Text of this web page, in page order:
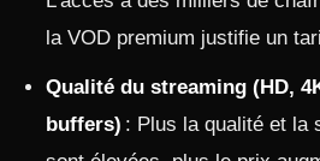
la VOD premium justifie un
Qualité du streaming (HD,
buffers) : Plus la qualité et la